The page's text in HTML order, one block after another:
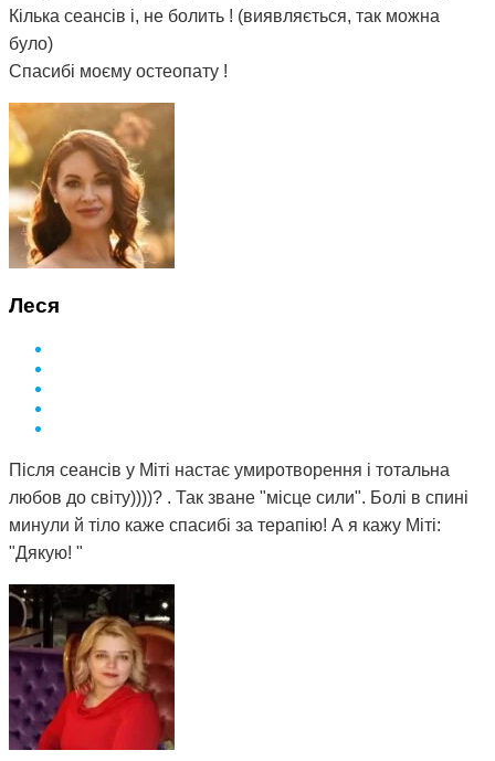
Кілька сеансів і, не болить ! (виявляється, так можна
було)
Спасибі моєму остеопату !
Леся
Після сеансів у Міті настає умиротворення і тотальна
любов до світу))))? . Так зване "місце сили". Болі в спині
минули й тіло каже спасибі за терапію! А я кажу Міті:
"Дякую! "